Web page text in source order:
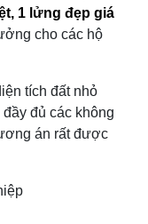
1 lửng đẹp giá
cho các hộ
tích đất nhỏ
đủ các không
án rất được